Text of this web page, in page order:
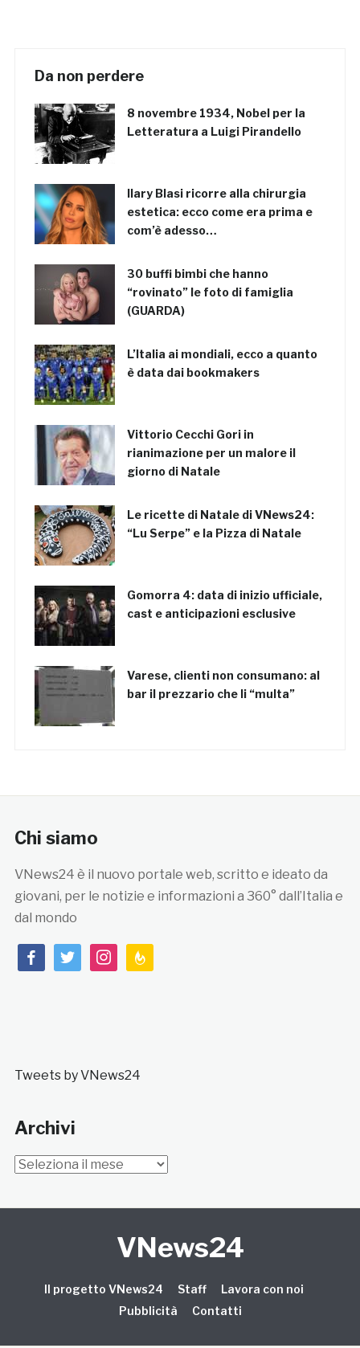
Da non perdere
8 novembre 1934, Nobel per la
Letteratura a Luigi Pirandello
Ilary Blasi ricorre alla chirurgia
estetica: ecco come era prima e
com’è adesso…
30 buffi bimbi che hanno
“rovinato” le foto di famiglia
(GUARDA)
L’Italia ai mondiali, ecco a quanto
è data dai bookmakers
Vittorio Cecchi Gori in
rianimazione per un malore il
giorno di Natale
Le ricette di Natale di VNews24:
“Lu Serpe” e la Pizza di Natale
Gomorra 4: data di inizio ufficiale,
cast e anticipazioni esclusive
Varese, clienti non consumano: al
bar il prezzario che li “multa”
Chi siamo
VNews24 è il nuovo portale web, scritto e ideato da
giovani, per le notizie e informazioni a 360° dall’Italia e
dal mondo
facebooktwitterinstagramfeedburner
Tweets by VNews24
Archivi
Archivi
VNews24
Il progetto VNews24 Staff
Lavora con noi
Pubblicità
Contatti